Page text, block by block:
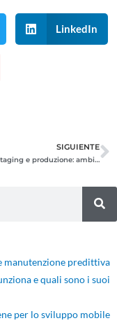
LinkedIn
SIGUIENTE
Sviluppo, staging e produzione: ambienti chiave nel ciclo di vita del software
manutenzione predittiva
e quali sono i suoi
per lo sviluppo mobile